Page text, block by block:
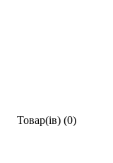
Товар(iв) (0)